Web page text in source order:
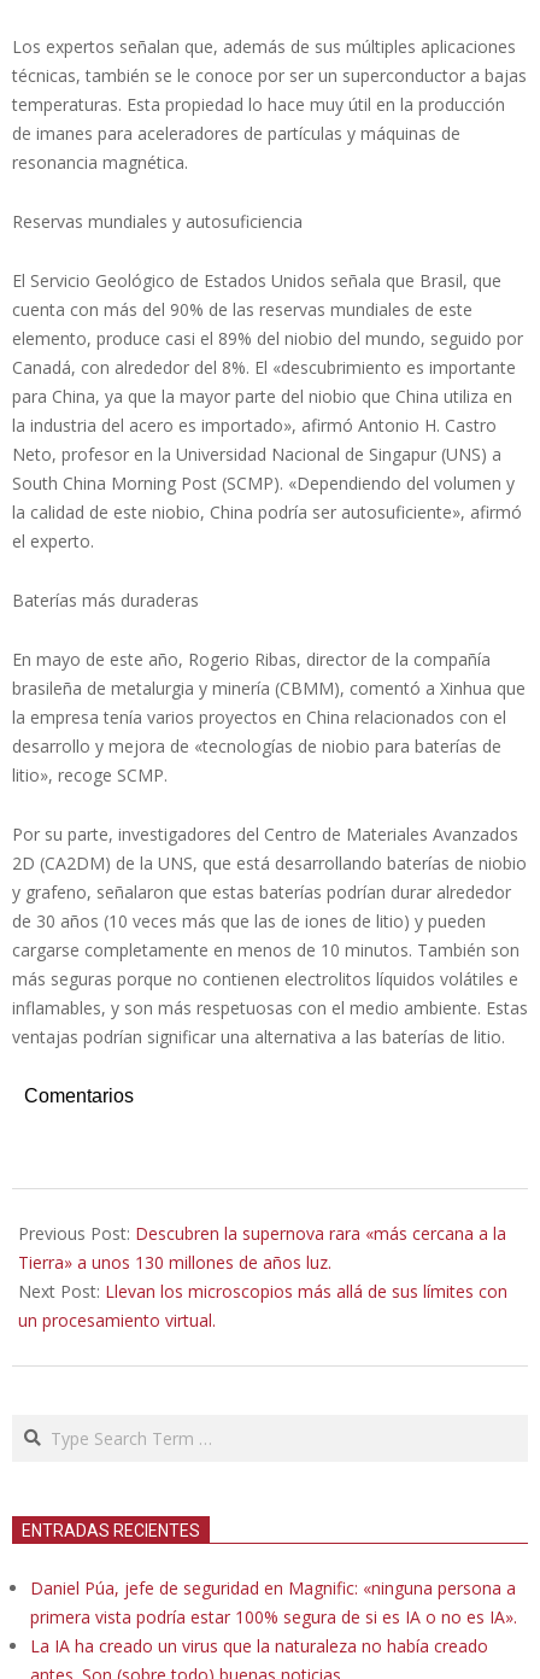
Los expertos señalan que, además de sus múltiples aplicaciones
técnicas, también se le conoce por ser un superconductor a bajas
temperaturas. Esta propiedad lo hace muy útil en la producción
de imanes para aceleradores de partículas y máquinas de
resonancia magnética.
Reservas mundiales y autosuficiencia
El Servicio Geológico de Estados Unidos señala que Brasil, que
cuenta con más del 90% de las reservas mundiales de este
elemento, produce casi el 89% del niobio del mundo, seguido por
Canadá, con alrededor del 8%. El «descubrimiento es importante
para China, ya que la mayor parte del niobio que China utiliza en
la industria del acero es importado», afirmó Antonio H. Castro
Neto, profesor en la Universidad Nacional de Singapur (UNS) a
South China Morning Post (SCMP). «Dependiendo del volumen y
la calidad de este niobio, China podría ser autosuficiente», afirmó
el experto.
Baterías más duraderas
En mayo de este año, Rogerio Ribas, director de la compañía
brasileña de metalurgia y minería (CBMM), comentó a Xinhua que
la empresa tenía varios proyectos en China relacionados con el
desarrollo y mejora de «tecnologías de niobio para baterías de
litio», recoge SCMP.
Por su parte, investigadores del Centro de Materiales Avanzados
2D (CA2DM) de la UNS, que está desarrollando baterías de niobio
y grafeno, señalaron que estas baterías podrían durar alrededor
de 30 años (10 veces más que las de iones de litio) y pueden
cargarse completamente en menos de 10 minutos. También son
más seguras porque no contienen electrolitos líquidos volátiles e
inflamables, y son más respetuosas con el medio ambiente. Estas
ventajas podrían significar una alternativa a las baterías de litio.
Comentarios
10-
19
Previous Post: Descubren la supernova rara «más cercana a la
Tierra» a unos 130 millones de años luz.
Next Post: Llevan los microscopios más allá de sus límites con
un procesamiento virtual.
Search
ENTRADAS RECIENTES
Daniel Púa, jefe de seguridad en Magnific: «ninguna persona a
primera vista podría estar 100% segura de si es IA o no es IA».
La IA ha creado un virus que la naturaleza no había creado
antes. Son (sobre todo) buenas noticias.